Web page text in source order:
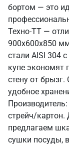
бортом — это
Техно-ТТ —
900x600x850
стали AISI 304
купе экономят
стену от
удобное
стрейч/картон.
предлагаем
сушки посуды,